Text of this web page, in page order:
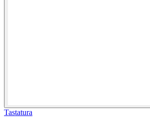
Tastatura